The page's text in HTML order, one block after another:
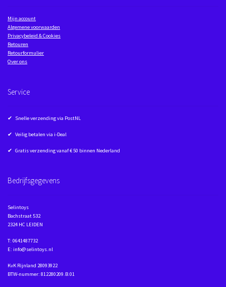
Mijn account
Algemene voorwaarden
Privacybeleid & Cookies
Retouren
Retourformulier
Over ons
Service
✔ Snelle verzending via PostNL
✔ Veilig betalen via i-Deal
✔ Gratis verzending vanaf € 50 binnen Nederland
Bedrijfsgegevens
Selintoys
Bachstraat 532
2324 HC LEIDEN
T: 0641487732
E: info@selintoys.nl
KvK Rijnland 28093922
BTW-nummer: 812280209.B.01